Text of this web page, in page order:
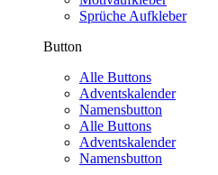
Sprüche Aufkleber
Button
Alle Buttons
Adventskalender
Namensbutton
Alle Buttons
Adventskalender
Namensbutton